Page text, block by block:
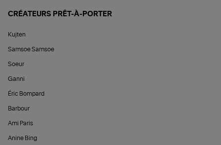
CRÉATEURS PRÊT-À-PORTER
Kujten
Samsoe Samsoe
Soeur
Ganni
Éric Bompard
Barbour
Ami Paris
Anine Bing